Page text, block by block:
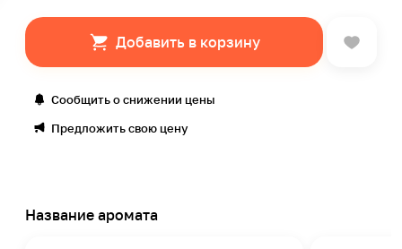
Добавить в корзину
Сообщить о снижении цены
Предложить свою цену
Название аромата